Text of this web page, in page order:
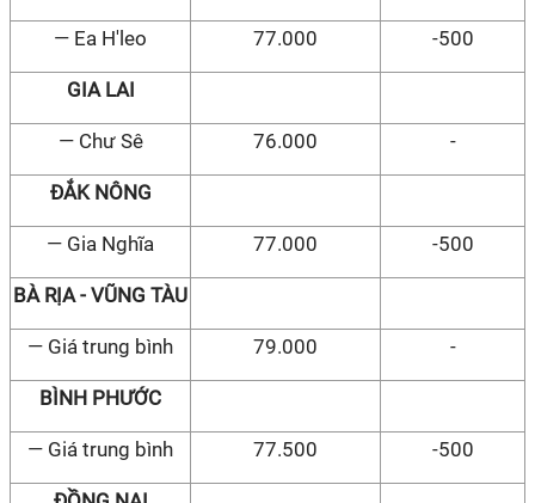
— Ea H'leo 77.000 -500
GIA LAI
— Chư Sê 76.000 -
ĐẮK NÔNG
— Gia Nghĩa 77.000 -500
BÀ RỊA - VŨNG TÀU
— Giá trung bình 79.000 -
BÌNH PHƯỚC
— Giá trung bình 77.500 -500